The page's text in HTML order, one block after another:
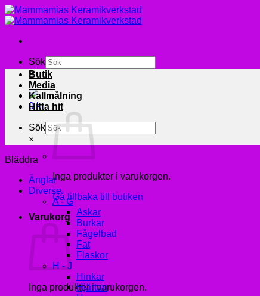
Skip
to
Sök
×
0kr
Inga produkter i varukorgen.
Gå tillbaka till butiken
Varukorg
Inga produkter i varukorgen.
Butik
Media
Kallmålning
Hitta hit
Sök
×
Bläddra
Änglar
Diverse
A - G
Askar
Burkar
Fågelbad
Fat
Flaskor
H - J
Hinkar
Hjärtan